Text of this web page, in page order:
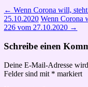
← Wenn Corona will,
25.10.2020 Wenn Corona
226 vom 27.10.2020 →
Schreibe einen
Deine E-Mail-Adresse
Felder sind mit * markiert